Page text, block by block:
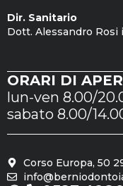
Dir. Sanitario
Dott. Alessandro Rosi
ORARI DI
lun-ven 8.00/
sabato 8.00/
Corso Europa, 50